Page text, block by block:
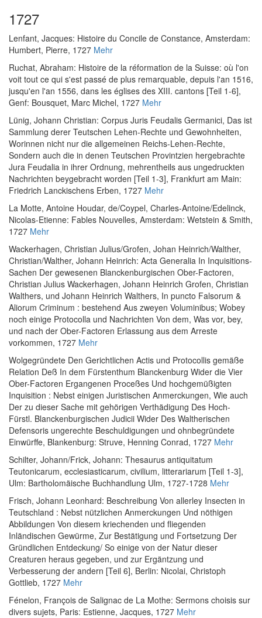
1727
Lenfant, Jacques: Histoire du Concile de Constance, Amsterdam:
Humbert, Pierre, 1727 Mehr
Ruchat, Abraham: Histoire de la réformation de la Suisse: où l'on
voit tout ce qui s'est passé de plus remarquable, depuis l'an 1516,
jusqu'en l'an 1556, dans les églises des XIII. cantons [Teil 1-6],
Genf: Bousquet, Marc Michel, 1727 Mehr
Lünig, Johann Christian: Corpus Juris Feudalis Germanici, Das ist
Sammlung derer Teutschen Lehen-Rechte und Gewohnheiten,
Worinnen nicht nur die allgemeinen Reichs-Lehen-Rechte,
Sondern auch die in denen Teutschen Provintzien hergebrachte
Jura Feudalia in ihrer Ordnung, mehrentheils aus ungedruckten
Nachrichten beygebracht worden [Teil 1-3], Frankfurt am Main:
Friedrich Lanckischens Erben, 1727 Mehr
La Motte, Antoine Houdar, de/Coypel, Charles-Antoine/Edelinck,
Nicolas-Etienne: Fables Nouvelles, Amsterdam: Wetstein & Smith,
1727 Mehr
Wackerhagen, Christian Julius/Grofen, Johan Heinrich/Walther,
Christian/Walther, Johann Heinrich: Acta Generalia In Inquisitions-
Sachen Der gewesenen Blanckenburgischen Ober-Factoren,
Christian Julius Wackerhagen, Johann Heinrich Grofen, Christian
Walthers, und Johann Heinrich Walthers, In puncto Falsorum &
Aliorum Criminum : bestehend Aus zweyen Voluminibus; Wobey
noch einige Protocolla und Nachrichten Von dem, Was vor, bey,
und nach der Ober-Factoren Erlassung aus dem Arreste
vorkommen, 1727 Mehr
Wolgegründete Den Gerichtlichen Actis und Protocollis gemäße
Relation Deß In dem Fürstenthum Blanckenburg Wider die Vier
Ober-Factoren Ergangenen Proceßes Und hochgemüßigten
Inquisition : Nebst einigen Juristischen Anmerckungen, Wie auch
Der zu dieser Sache mit gehörigen Verthädigung Des Hoch-
Fürstl. Blanckenburgischen Judicii Wider Des Waltherischen
Defensoris ungerechte Beschuldigungen und ohnbegründete
Einwürffe, Blankenburg: Struve, Henning Conrad, 1727 Mehr
Schilter, Johann/Frick, Johann: Thesaurus antiquitatum
Teutonicarum, ecclesiasticarum, civilium, litterariarum [Teil 1-3],
Ulm: Bartholomäische Buchhandlung Ulm, 1727-1728 Mehr
Frisch, Johann Leonhard: Beschreibung Von allerley Insecten in
Teutschland : Nebst nützlichen Anmerckungen Und nöthigen
Abbildungen Von diesem kriechenden und fliegenden
Inländischen Gewürme, Zur Bestätigung und Fortsetzung Der
Gründlichen Entdeckung/ So einige von der Natur dieser
Creaturen heraus gegeben, und zur Ergäntzung und
Verbesserung der andern [Teil 6], Berlin: Nicolai, Christoph
Gottlieb, 1727 Mehr
Fénelon, François de Salignac de La Mothe: Sermons choisis sur
divers sujets, Paris: Estienne, Jacques, 1727 Mehr